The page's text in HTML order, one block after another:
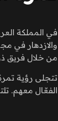
في المملكة
والازدهار في
من خلال فريق
تتجلى رؤية
الفعّال معهم.